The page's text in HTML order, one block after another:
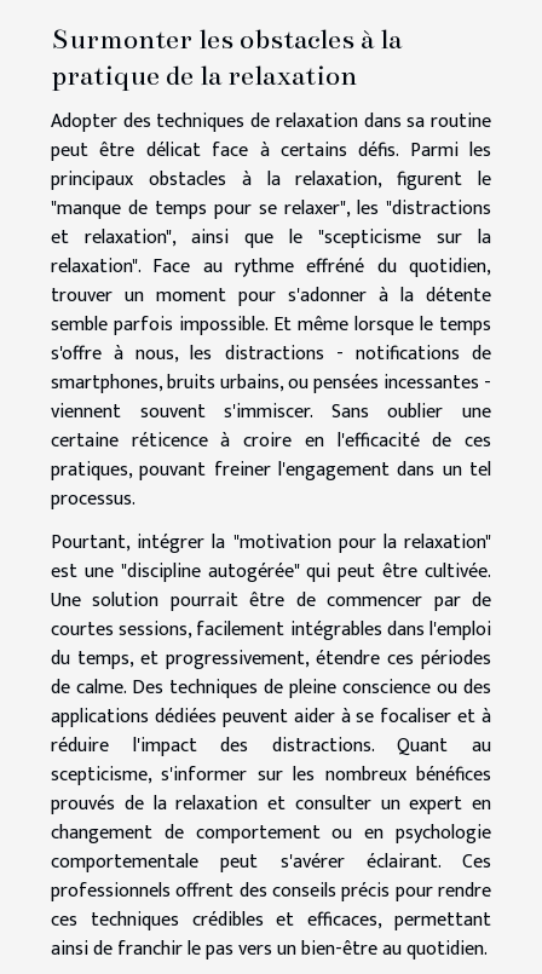
Surmonter les obstacles à la
pratique de la relaxation
Adopter des techniques de relaxation dans sa routine
peut être délicat face à certains défis. Parmi les
principaux obstacles à la relaxation, figurent le
"manque de temps pour se relaxer", les "distractions
et relaxation", ainsi que le "scepticisme sur la
relaxation". Face au rythme effréné du quotidien,
trouver un moment pour s'adonner à la détente
semble parfois impossible. Et même lorsque le temps
s'offre à nous, les distractions - notifications de
smartphones, bruits urbains, ou pensées incessantes -
viennent souvent s'immiscer. Sans oublier une
certaine réticence à croire en l'efficacité de ces
pratiques, pouvant freiner l'engagement dans un tel
processus.
Pourtant, intégrer la "motivation pour la relaxation"
est une "discipline autogérée" qui peut être cultivée.
Une solution pourrait être de commencer par de
courtes sessions, facilement intégrables dans l'emploi
du temps, et progressivement, étendre ces périodes
de calme. Des techniques de pleine conscience ou des
applications dédiées peuvent aider à se focaliser et à
réduire l'impact des distractions. Quant au
scepticisme, s'informer sur les nombreux bénéfices
prouvés de la relaxation et consulter un expert en
changement de comportement ou en psychologie
comportementale peut s'avérer éclairant. Ces
professionnels offrent des conseils précis pour rendre
ces techniques crédibles et efficaces, permettant
ainsi de franchir le pas vers un bien-être au quotidien.